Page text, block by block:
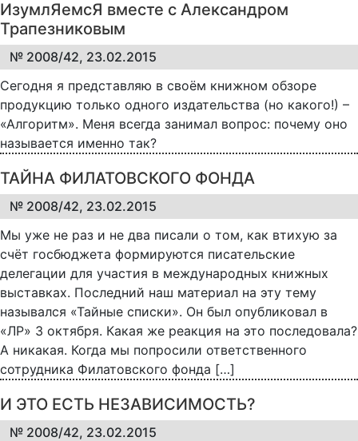
ИзумлЯемсЯ вместе с Александром
Трапезниковым
№ 2008/42, 23.02.2015
Сегодня я представляю в своём книжном обзоре
продукцию только одного издательства (но какого!) –
«Алгоритм». Меня всегда занимал вопрос: почему оно
называется именно так?
ТАЙНА ФИЛАТОВСКОГО ФОНДА
№ 2008/42, 23.02.2015
Мы уже не раз и не два писали о том, как втихую за
счёт госбюджета формируются писательские
делегации для участия в международных книжных
выставках. Последний наш материал на эту тему
назывался «Тайные списки». Он был опубликовал в
«ЛР» 3 октября. Какая же реакция на это последовала?
А никакая. Когда мы попросили ответственного
сотрудника Филатовского фонда […]
И ЭТО ЕСТЬ НЕЗАВИСИМОСТЬ?
№ 2008/42, 23.02.2015